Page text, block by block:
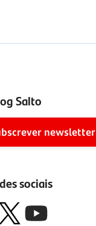
Salto
newsletter
sociais